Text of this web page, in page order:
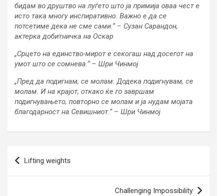
бидам во друштво на луѓето што ја примија оваа чест е
исто така многу инспиративно. Важно е да се
потсетиме дека не сме сами.“ – Сузан Сарандон,
актерка добитничка на Оскар
„Срцето на единство-мирот е секогаш над досегот на
умот што се сомнева.“ – Шри Чинмој
„Пред да подигнам, се молам. Додека подигнувам, се
молам. И на крајот, откако ќе го завршам
подигнувањето, повторно се молам и ја нудам мојата
благодарност на Севишниот.“ – Шри Чинмој
Post
navigation
Lifting weights
Challenging Impossibility